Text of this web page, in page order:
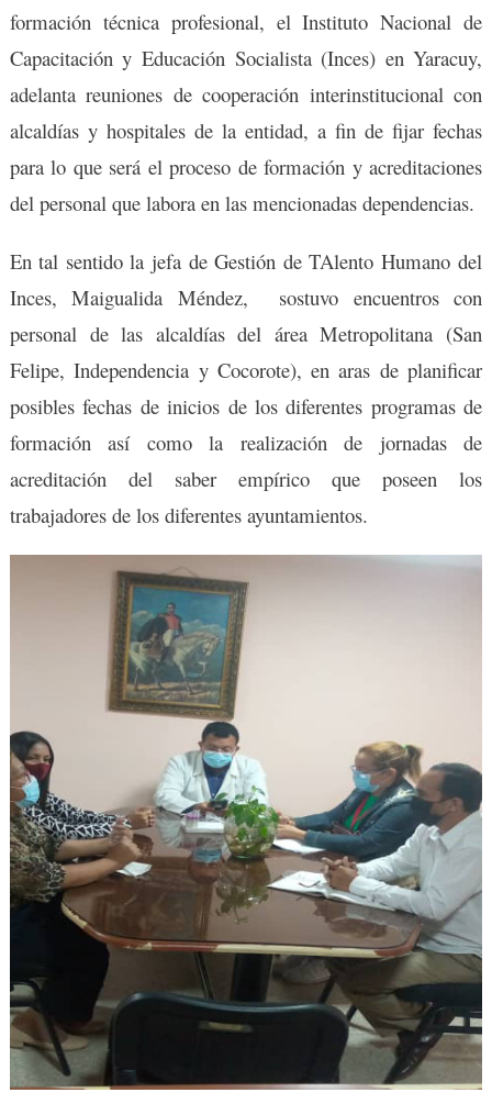
formación técnica profesional, el Instituto Nacional de
Capacitación y Educación Socialista (Inces) en Yaracuy,
adelanta reuniones de cooperación interinstitucional con
alcaldías y hospitales de la entidad, a fin de fijar fechas
para lo que será el proceso de formación y acreditaciones
del personal que labora en las mencionadas dependencias.
En tal sentido la jefa de Gestión de TAlento Humano del
Inces, Maigualida Méndez, sostuvo encuentros con
personal de las alcaldías del área Metropolitana (San
Felipe, Independencia y Cocorote), en aras de planificar
posibles fechas de inicios de los diferentes programas de
formación así como la realización de jornadas de
acreditación del saber empírico que poseen los
trabajadores de los diferentes ayuntamientos.